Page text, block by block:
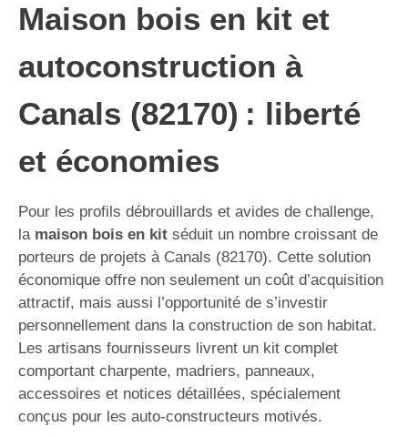
Maison bois en kit et
autoconstruction à
Canals (82170) : liberté
et économies
Pour les profils débrouillards et avides de challenge,
la maison bois en kit séduit un nombre croissant de
porteurs de projets à Canals (82170). Cette solution
économique offre non seulement un coût d’acquisition
attractif, mais aussi l’opportunité de s’investir
personnellement dans la construction de son habitat.
Les artisans fournisseurs livrent un kit complet
comportant charpente, madriers, panneaux,
accessoires et notices détaillées, spécialement
conçus pour les auto-constructeurs motivés.